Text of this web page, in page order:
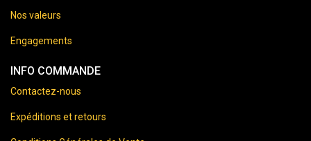
Nos valeurs
Engagements
INFO COMMANDE
Contactez-nous
Expéditions et retours